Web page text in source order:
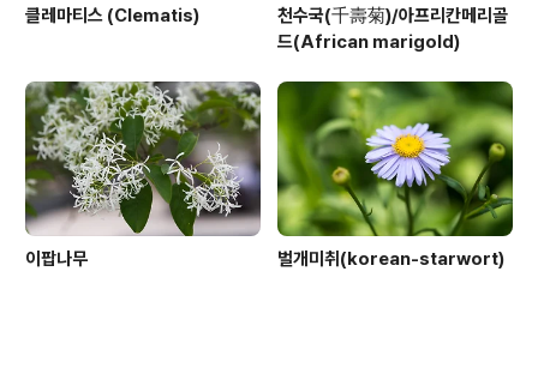
클레마티스 (Clematis)
천수국(千壽菊)/아프리칸메리골
드(African marigold)
이팝나무 벌개미취(korean-starwort)